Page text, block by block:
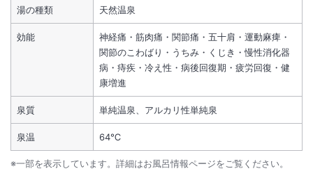
湯の種類 天然温泉
効能
神経痛・筋肉痛・関節痛・五十肩・運動麻痺・
関節のこわばり・うちみ・くじき・慢性消化器
病・痔疾・冷え性・病後回復期・疲労回復・健
康増進
泉質 単純温泉、アルカリ性単純泉
泉温 64℃
※一部を表示しています。詳細はお風呂情報ページをご覧ください。